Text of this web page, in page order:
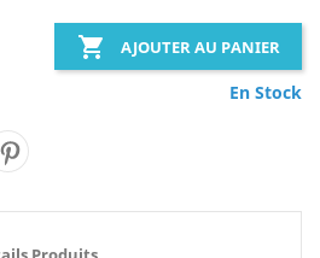
 AJOUTER AU PANIER
En Stock